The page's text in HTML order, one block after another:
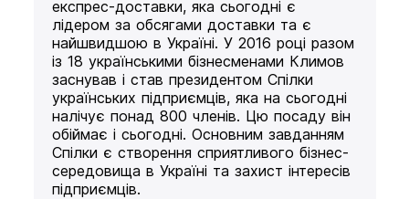
експрес-доставки, яка сьогодні є
лідером за обсягами доставки та є
найшвидшою в Україні. У 2016 році разом
із 18 українськими бізнесменами Климов
заснував і став президентом Спілки
українських підприємців, яка на сьогодні
налічує понад 800 членів. Цю посаду він
обіймає і сьогодні. Основним завданням
Спілки є створення сприятливого бізнес-
середовища в Україні та захист інтересів
підприємців.